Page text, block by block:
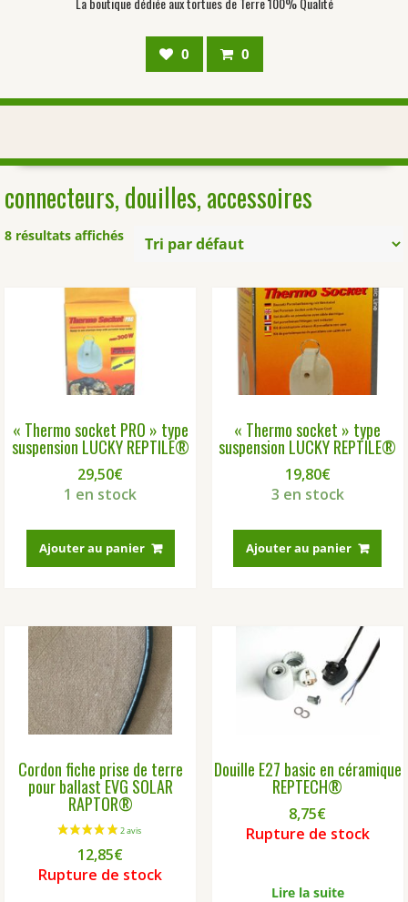
0 0
connecteurs, douilles, accessoires
8 résultats affichés
« Thermo socket PRO » type
suspension LUCKY REPTILE®
29,50€
1 en stock
Ajouter au panier
« Thermo socket » type
suspension LUCKY REPTILE®
19,80€
3 en stock
Ajouter au panier
Cordon fiche prise de terre
pour ballast EVG SOLAR
RAPTOR®
12,85€
Rupture de stock
Douille E27 basic en céramique
REPTECH®
8,75€
Rupture de stock
Lire la suite